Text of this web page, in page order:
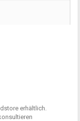
erhältlich.